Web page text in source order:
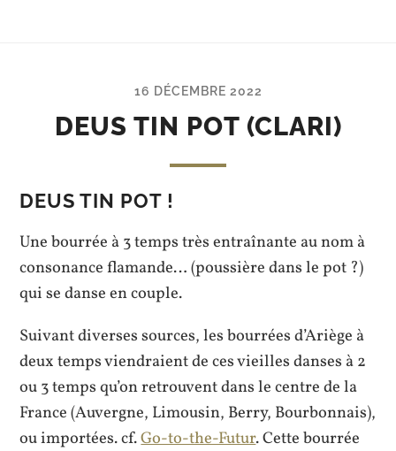
16 DÉCEMBRE 2022
DEUS TIN POT (CLARI)
DEUS TIN POT !
Une bourrée à 3 temps très entraînante au nom à
consonance flamande… (poussière dans le pot ?)
qui se danse en couple.
Suivant diverses sources, les bourrées d’Ariège à
deux temps viendraient de ces vieilles danses à 2
ou 3 temps qu’on retrouvent dans le centre de la
France (Auvergne, Limousin, Berry, Bourbonnais),
ou importées. cf.Go-to-the-Futur. Cette bourrée